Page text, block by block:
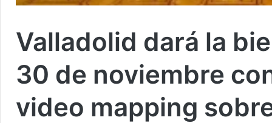
Valladolid dará la
30 de noviembre
video mapping